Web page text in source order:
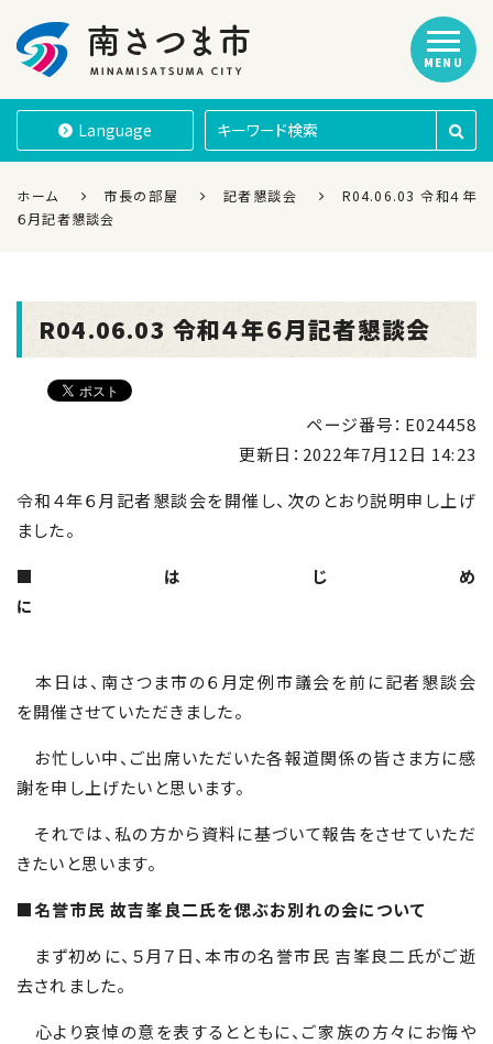
南さつま市
Language
MENU
ホーム 市長の部屋 記者懇談会
R04.06.03 令和４年
６月記者懇談会
R04.06.03 令和４年６月記者懇談会
ページ番号：E024458
更新日： 2022年7月12日 14:23
令和４年６月記者懇談会を開催し、次のとおり説明申し上げ
ました。
■はじめ
に
本日は、南さつま市の６月定例市議会を前に記者懇談会
を開催させていただきました。
お忙しい中、ご出席いただいた各報道関係の皆さま方に感
謝を申し上げたいと思います。
それでは、私の方から資料に基づいて報告をさせていただ
きたいと思います。
■名誉市民 故吉峯良二氏を偲ぶお別れの会について
まず初めに、５月７日、本市の名誉市民 吉峯良二氏がご逝
去されました。
心より哀悼の意を表するとともに、ご家族の方々にお悔や